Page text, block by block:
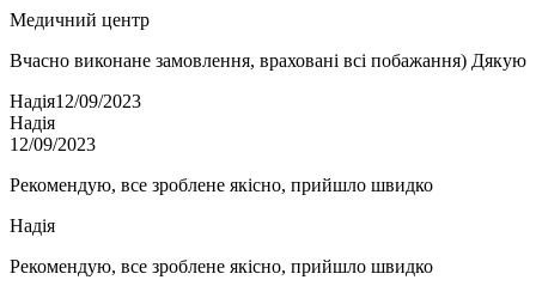
Медичний центр
Вчасно виконане замовлення, враховані всі побажання) Дякую
Надія12/09/2023
Надія
12/09/2023
Рекомендую, все зроблене якісно, прийшло швидко
Надія
Рекомендую, все зроблене якісно, прийшло швидко